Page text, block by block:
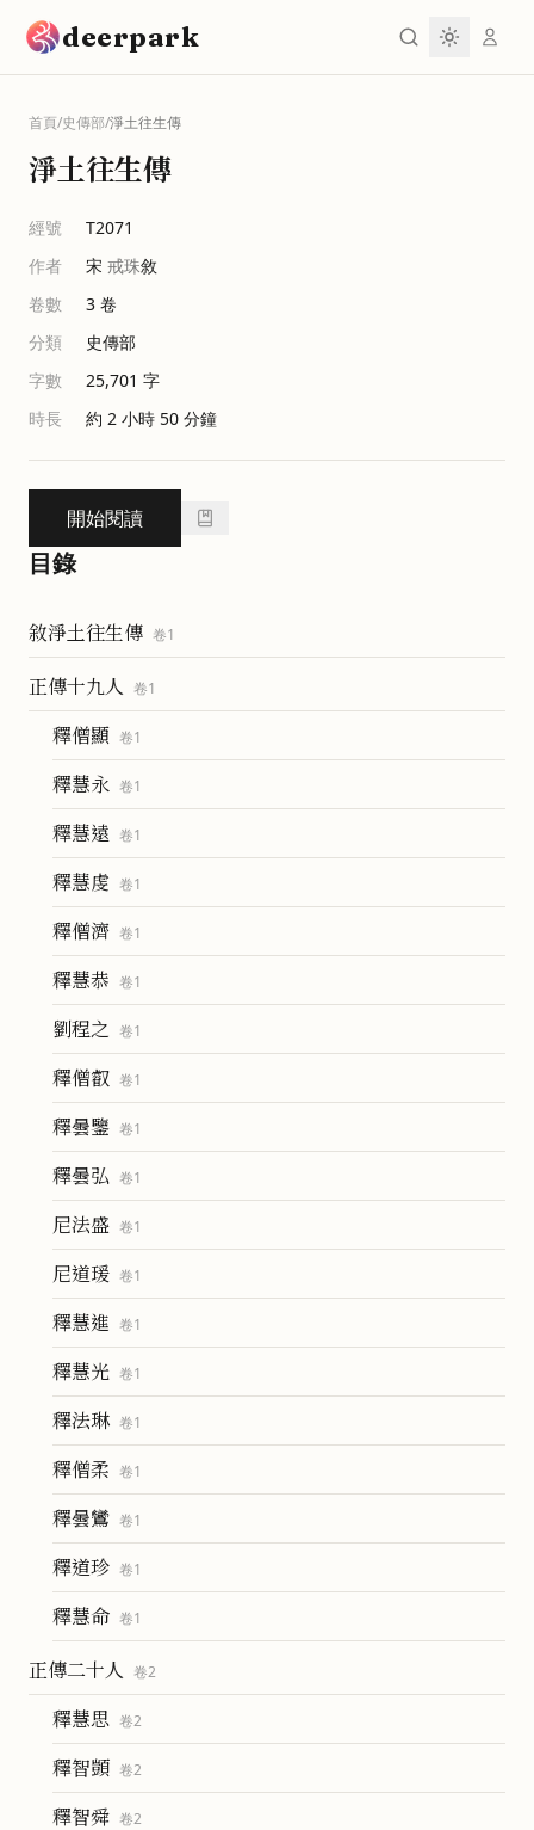
deerpark
首頁/史傳部/淨土往生傳
淨土往生傳
經號
T2071
作者
宋 戒珠敘
卷數
3 卷
分類
史傳部
字數
25,701 字
時長
約 2 小時 50 分鐘
開始閱讀
目錄
敘淨土往生傳 卷1
正傳十九人 卷1
釋僧顯 卷1
釋慧永 卷1
釋慧遠 卷1
釋慧虔 卷1
釋僧濟 卷1
釋慧恭 卷1
劉程之 卷1
釋僧叡 卷1
釋曇鑒 卷1
釋曇弘 卷1
尼法盛 卷1
尼道瑗 卷1
釋慧進 卷1
釋慧光 卷1
釋法琳 卷1
釋僧柔 卷1
釋曇鸞 卷1
釋道珍 卷1
釋慧命 卷1
正傳二十人 卷2
釋慧思 卷2
釋智顗 卷2
釋智舜 卷2